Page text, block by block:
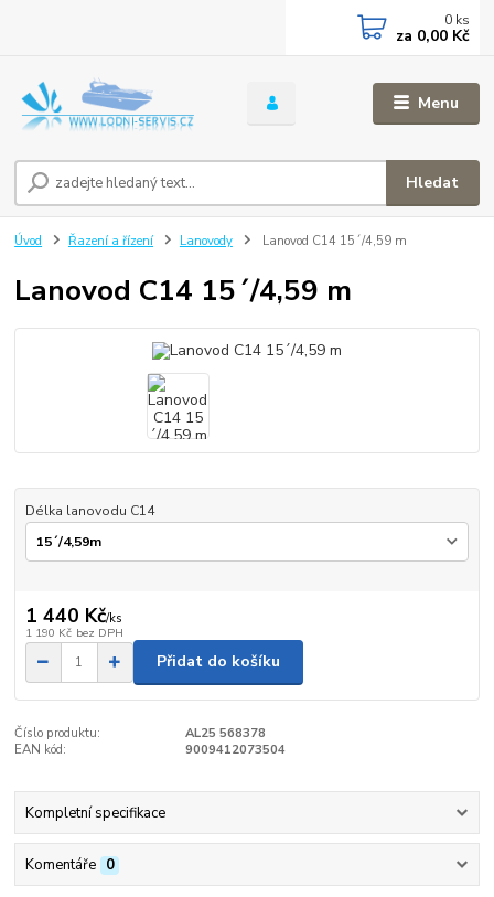
Menu
Hledat
0 ks
za 0,00 Kč
Úvod Řazení a řízení Lanovody Lanovod C14 15´/4,59 m
Lanovod C14 15´/4,59 m
Délka lanovodu C14
1 440 Kč/ks
1 190 Kč bez DPH
Přidat do košíku
Číslo produktu:
AL25 568378
EAN kód:
9009412073504
Kompletní specifikace
Komentáře 0